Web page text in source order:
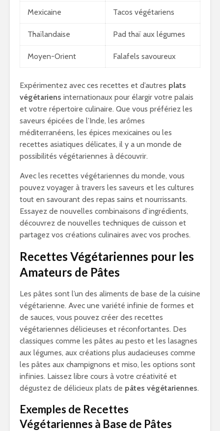
Mexicaine Tacos végétariens
Thaïlandaise Pad thaï aux légumes
Moyen-Orient Falafels savoureux
Expérimentez avec ces recettes et d’autres plats
végétariens internationaux pour élargir votre palais
et votre répertoire culinaire. Que vous préfériez les
saveurs épicées de l’Inde, les arômes
méditerranéens, les épices mexicaines ou les
recettes asiatiques délicates, il y a un monde de
possibilités végétariennes à découvrir.
Avec les recettes végétariennes du monde, vous
pouvez voyager à travers les saveurs et les cultures
tout en savourant des repas sains et nourrissants.
Essayez de nouvelles combinaisons d’ingrédients,
découvrez de nouvelles techniques de cuisson et
partagez vos créations culinaires avec vos proches.
Recettes Végétariennes pour les
Amateurs de Pâtes
Les pâtes sont l’un des aliments de base de la cuisine
végétarienne. Avec une variété infinie de formes et
de sauces, vous pouvez créer des recettes
végétariennes délicieuses et réconfortantes. Des
classiques comme les pâtes au pesto et les lasagnes
aux légumes, aux créations plus audacieuses comme
les pâtes aux champignons et miso, les options sont
infinies. Laissez libre cours à votre créativité et
dégustez de délicieux plats de pâtes végétariennes.
Exemples de Recettes
Végétariennes à Base de Pâtes